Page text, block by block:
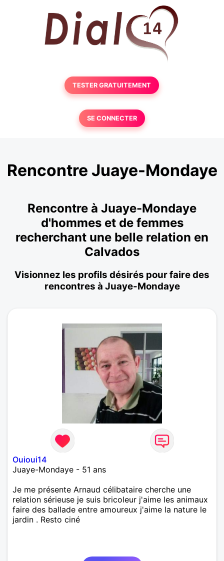
TESTER GRATUITEMENT
SE CONNECTER
Rencontre Juaye-Mondaye
Rencontre à Juaye-Mondaye
d'hommes et de femmes
recherchant une belle relation en
Calvados
Visionnez les profils désirés pour faire des
rencontres à Juaye-Mondaye
Ouioui14
Juaye-Mondaye - 51 ans
Je me présente Arnaud célibataire cherche une
relation sérieuse je suis bricoleur j'aime les animaux
faire des ballade entre amoureux j'aime la nature le
jardin . Resto ciné